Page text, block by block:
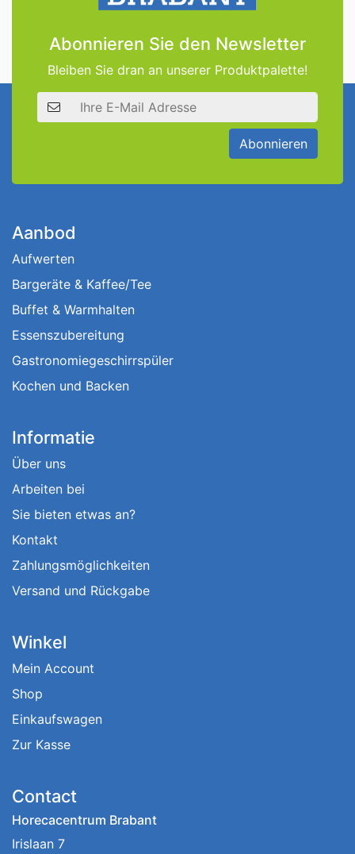
Abonnieren Sie den Newsletter
Bleiben Sie dran an unserer Produktpalette!
E-Mail Adresse
Abonnieren
Aanbod
Aufwerten
Bargeräte & Kaffee/Tee
Buffet & Warmhalten
Essenszubereitung
Gastronomiegeschirrspüler
Kochen und Backen
Informatie
Über uns
Arbeiten bei
Sie bieten etwas an?
Kontakt
Zahlungsmöglichkeiten
Versand und Rückgabe
Winkel
Mein Account
Shop
Einkaufswagen
Zur Kasse
Contact
Horecacentrum Brabant
Irislaan 7